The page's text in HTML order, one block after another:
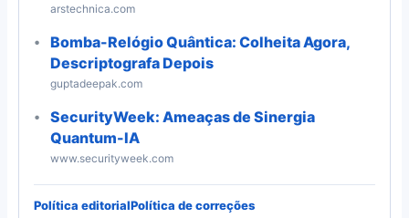
arstechnica.com
Bomba-Relógio Quântica: Colheita Agora,
Descriptografa Depois
guptadeepak.com
SecurityWeek: Ameaças de Sinergia
Quantum-IA
www.securityweek.com
Política editorialPolítica de correções